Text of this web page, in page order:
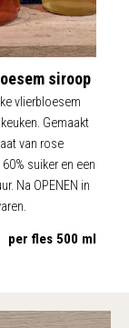
siroop
vlierbloesem
Gemaakt
van rose
suiker en een
Na OPENEN in
per fles 500 ml